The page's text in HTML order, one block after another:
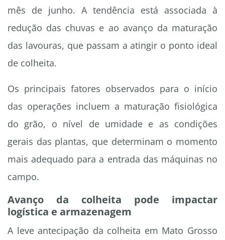
mês de junho. A tendência está associada à
redução das chuvas e ao avanço da maturação
das lavouras, que passam a atingir o ponto ideal
de colheita.
Os principais fatores observados para o início
das operações incluem a maturação fisiológica
do grão, o nível de umidade e as condições
gerais das plantas, que determinam o momento
mais adequado para a entrada das máquinas no
campo.
Avanço da colheita pode impactar
logística e armazenagem
A leve antecipação da colheita em Mato Grosso